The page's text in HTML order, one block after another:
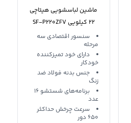
ماشین لباسشویی هیتاچی
22 کیلویی SF-P220ZFV
سنسور اقتصادی سه
مرحله‌
دارای خود تمیزکننده
خودکار
جنس بدنه فولاد ضد
زنگ
برنامه‌های شستشو 16
عدد
سرعت چرخش حداکثر
650 دور